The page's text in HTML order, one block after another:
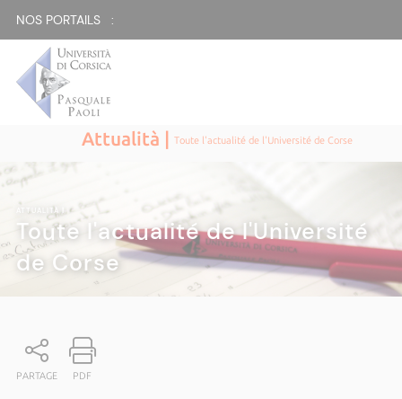
NOS PORTAILS :
Attualità |Toute l'actualité de l'Université de Corse
ATTUALITÀ|
Toute l'actualité de l'Université
de Corse
PARTAGE PDF